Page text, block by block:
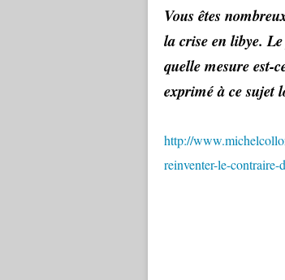
Vous êtes
la crise en libye.
quelle mesure est-
exprimé à ce sujet
http://
reinventer-le-